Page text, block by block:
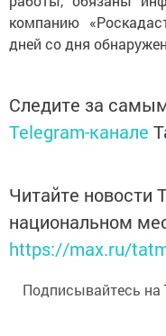
компанию
дней со дня
Следите за
Telegram-канале
Читайте новости
национальном
https://max.ru/
Подписывайтесь на